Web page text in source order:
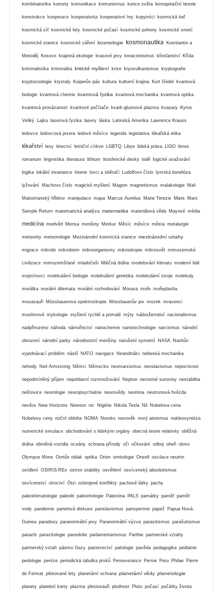
kombinatorika komety komunikace komunismus konce světa konspirační teorie
konstrukce kooperace kooperativita kooperativní hry kopytníci kosmická loď
kosmická síť kosmické lety kosmické počasí kosmické pohony kosmické smetí
kosmické stanice kosmické záření kosmologie kosmonautika Kosntantin a
Metoděj Kosovo krajinná ekologie krasové jevy kreacionismus křesťanství Křída
kriminalistika kriminalita kritické myšlení krize kryovulkanismus kryptografie
kryptozoologie krystaly Kuiperův pás kultura kulturní krajina Kurt Gödel kvantová
biologie kvantová chemie kvantová fyzika kvantová mechanika kvantová optika
kvantová provázanost kvantové počítače kvark-gluonové plazma kvasary Kyros
Veliký Lajka laserová fyzika lasery láska Latinská Amerika Lawrence Krauss
ledovce ledovcová jezera ledové měsíce legenda legislativa lékařská etika
lékařství lesy letectví letniční církve LGBTQ Libye lidská práva LIGO limes
romanum lingvistika literatura lithium litosferické desky lodě logické uvažování
logika lokální invariance loterie lovci a sběrači Ludolfovo číslo lymská borelióza
lyžování Machovo číslo magické myšlení Magion magnetismus malakologie Mali
Malostranský hřbitov manipulace mapa Marcus Aurelius Marie Terezie Mars Mars
Sample Return matematická analýza matematika materiálová věda Mayové média
medicína medvěd Mensa menšiny Merkur Měsíc měsíce města metalurgie
meteority meteorologie Mezinárodní kosmická stanice mezinárodní vztahy
migrace mikrobi mikrobiom mikroorganismy mikroskopie mikrosvět mimozemské
civilizace mimozemšťané mladočeši Mléčná dráha modelování klimatu moderní lidé
mojmírovci molekulární biologie molekulární genetika molekulární stroje molekuly
morálka morální dilemata morální rozhodování Morava moře mořeplavba
mosasauři Mössbauerova spektroskopie Mössbauerův jev mozek mravenci
muslimové mykologie myšlení rychlé a pomalé mýty náboženství nacionalismus
nadpřirozeno náhoda námořnictví nanochemie nanotechnologie narcismus národní
obrození národní parky národnostní menšiny narušení symetrií NASA Nashův
vyjednávací problém násilí NATO navigace Neandrtálci nebeská mechanika
nehody Neil Armstrong Němci Německo neomarxismus neoslavismus nepoctivost
nepodmíněný příjem nepohlavní rozmnožování Neptun nerostné suroviny nestabilita
neštovice neurologie neuropsychiatrie neurovědy neutrina neutronová hvězda
nevěra New Horizons Newton nic Nigérie Nikola Tesla Nil Nobelova cena
Nobelovy ceny noční obloha NOMA Norsko novověk nový ateismus nukleosyntéza
numerické simulace obchodování s lidskými orgány obecná teorie relativity oběžná
dráha obrněná vozidla oceány ochrana přírody oči očkování odboj oheň olovo
Olympus Mons Oortův oblak optika Orion ornitologie Orwell oscilace neutrin
osídlení OSIRIS-REx ostrov stability osvětlení osvícenský absolutismus
osvícenství otroctví Ötzi ozbrojené konflikty pachové látky pachy
paleoklimatologie paleolit paleontologie Palestina PALS památky paměť paměť
vody pandemie panelová diskuse panslavismus panspermie papež Papua Nová-
Guinea paradoxy paranormální jevy Paranormální výzva parasitismus parašutismus
paraziti parazitologie pareidolie parlamentarismus Parthie partnerské vztahy
partnerský vztah pásmo Gazy pastevectví patologie pavěda pedagogika pediatrie
pedologie peníze periodická tabulka prvků Perseverance Persie Peru Philae Pierre
de Fermat pilotované lety planetární ochrana planetární vědy planetologie
planety platební karty plazma plesiosauři plodnost Pluto počasí počátky života